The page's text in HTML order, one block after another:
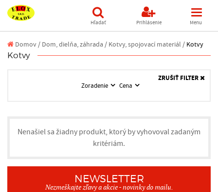
Hľadať Prihlásenie Menu
Domov/ Dom, dielňa, záhrada / Kotvy, spojovací materiál / Kotvy
Kotvy
Zoradenie Cena
ZRUŠIŤ FILTER
Nenašiel sa žiadny produkt, ktorý by vyhovoval zadaným
kritériám.
NEWSLETTER
Nezmeškajte zľavy a akcie - novinky do mailu.